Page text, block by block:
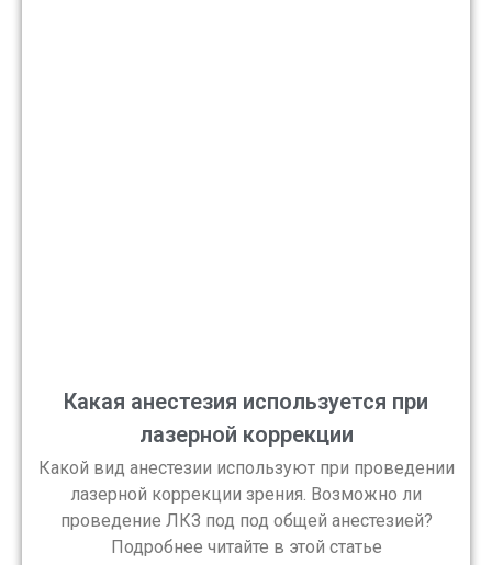
Какая анестезия используется при
лазерной коррекции
Какой вид анестезии используют при проведении
лазерной коррекции зрения. Возможно ли
проведение ЛКЗ под под общей анестезией?
Подробнее читайте в этой статье